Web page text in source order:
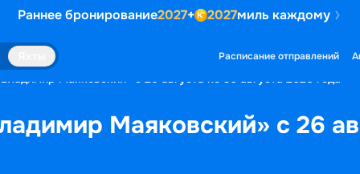
Раннее бронирование2027+ 2027миль каждому
Расписание отправлений
Маяковский» с 26 августа по 30 августа 2026 года
Маяковский» с 26